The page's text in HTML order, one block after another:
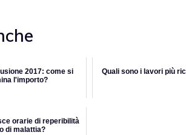
2017: come si
l'importo?
Quali sono i lavori più
orarie di reperibilità
di malattia?